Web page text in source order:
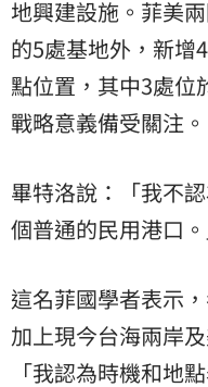
地興建設施。菲美
的5處基地外，新增
點位置，其中3處位
戰略意義備受關注。
畢特洛說：「我不
個普通的民用港口。
這名菲國學者表示
加上現今台海兩岸
「我認為時機和地